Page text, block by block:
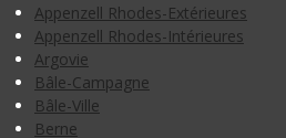
Appenzell Rhodes-Extérieures
Appenzell Rhodes-Intérieures
Argovie
Bâle-Campagne
Bâle-Ville
Berne